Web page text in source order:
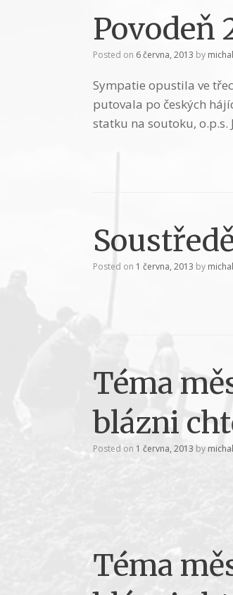
Povodeň
Posted on 6 června, 2013 by michal
Sympatie opustila ve
putovala po českých
statku na soutoku,
Posted on 1 června, 2013 by michal
Téma
blázni
Posted on 1 června, 2013 bymichal
Téma